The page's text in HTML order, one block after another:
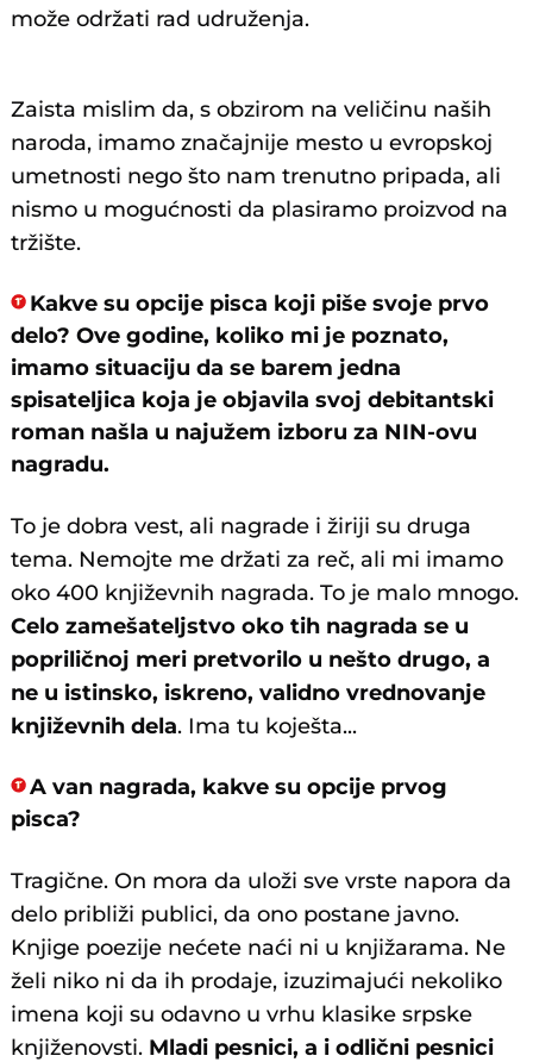
može održati rad udruženja.
Zaista mislim da, s obzirom na veličinu naših
naroda, imamo značajnije mesto u evropskoj
umetnosti nego što nam trenutno pripada, ali
nismo u mogućnosti da plasiramo proizvod na
tržište.
Kakve su opcije pisca koji piše svoje prvo
delo? Ove godine, koliko mi je poznato,
imamo situaciju da se barem jedna
spisateljica koja je objavila svoj debitantski
roman našla u najužem izboru za NIN-ovu
nagradu.
To je dobra vest, ali nagrade i žiriji su druga
tema. Nemojte me držati za reč, ali mi imamo
oko 400 književnih nagrada. To je malo mnogo.
Celo zamešateljstvo oko tih nagrada se u
popriličnoj meri pretvorilo u nešto drugo, a
ne u istinsko, iskreno, validno vrednovanje
književnih dela. Ima tu koješta...
A van nagrada, kakve su opcije prvog
pisca?
Tragične. On mora da uloži sve vrste napora da
delo približi publici, da ono postane javno.
Knjige poezije nećete naći ni u knjižarama. Ne
želi niko ni da ih prodaje, izuzimajući nekoliko
imena koji su odavno u vrhu klasike srpske
knjiženovsti. Mladi pesnici, a i odlični pesnici